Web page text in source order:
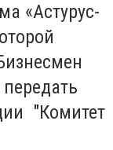
«Астурус-
"Комитет